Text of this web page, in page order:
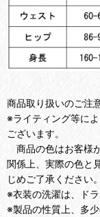
商品取り扱いのご注
※ライティング等に
ございます。
商品の色はお客様
関係上、実際の色と
じめご了承ください。
※衣装の洗濯は、ド
※製品の性質上、多